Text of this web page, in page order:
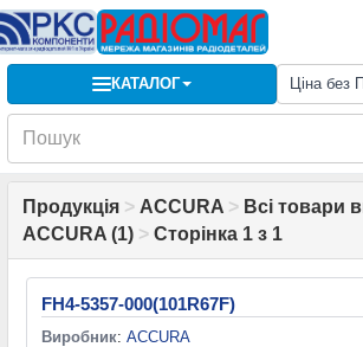
КАТАЛОГ Ціна без
Продукція > ACCURA > Всі товари
ACCURA (1) > Сторінка 1 з 1
FH4-5357-000(101R67F)
Виробник: ACCURA